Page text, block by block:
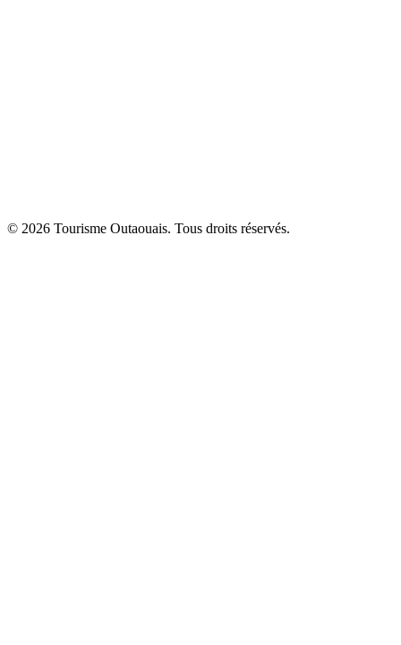
© 2026 Tourisme Outaouais. Tous droits réservés.